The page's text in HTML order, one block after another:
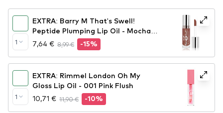
1
EXTRA: Barry M That's Swell!
Peptide Plumping Lip Oil - Mocha
Magic
7,64 € 8,99 € -15%
1
EXTRA: Rimmel London Oh My
Gloss Lip Oil - 001 Pink Flush
10,71 € 11,90 € -10%